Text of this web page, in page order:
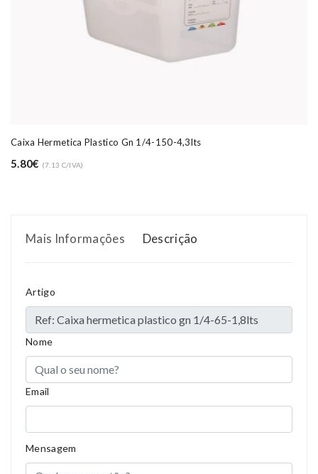
Caixa Hermetica Plastico Gn 1/4-150-4,3lts
5.80€ (7.13 C/IVA)
Mais Informações Descrição
Artigo
Nome
Email
Mensagem